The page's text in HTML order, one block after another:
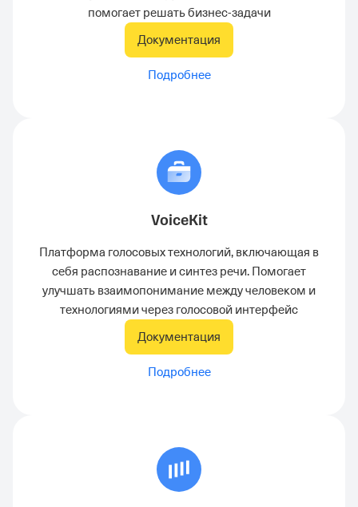
помогает решать бизнес-задачи
Документация
Подробнее
VoiceKit
Платформа голосовых технологий, включающая в
себя распознавание и синтез речи. Помогает
улучшать взаимопонимание между человеком и
технологиями через голосовой интерфейс
Документация
Подробнее